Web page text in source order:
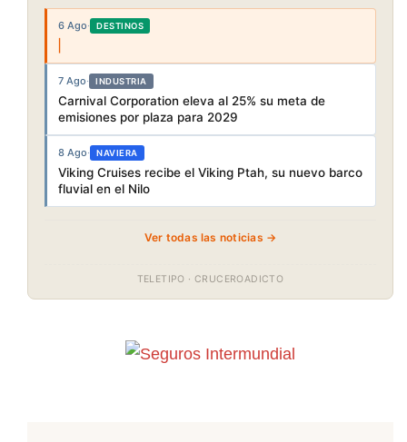
6 Ago· DESTINOS
7 Ago· INDUSTRIA
Carnival Corporation eleva al 25% su meta de
emisiones por plaza para 2029
8 Ago· NAVIERA
Viking Cruises recibe el Viking Ptah, su nuevo barco
fluvial en el Nilo
Ver todas las noticias →
TELETIPO · CRUCEROADICTO